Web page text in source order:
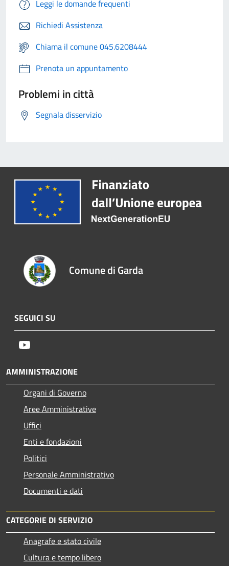
Leggi le domande frequenti
Richiedi Assistenza
Chiama il comune 045.6208444
Prenota un appuntamento
Problemi in città
Segnala disservizio
Comune di Garda
SEGUICI SU
AMMINISTRAZIONE
Organi di Governo
Aree Amministrative
Uffici
Enti e fondazioni
Politici
Personale Amministrativo
Documenti e dati
CATEGORIE DI SERVIZIO
Anagrafe e stato civile
Cultura e tempo libero